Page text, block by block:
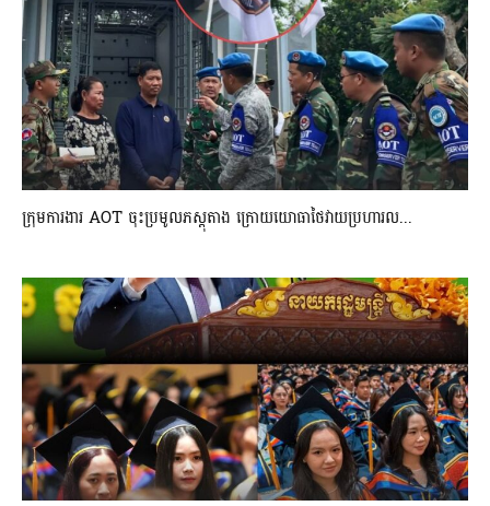
ក្រុមការងារ AOT ចុះប្រមូលភស្តុតាង ក្រោយយោធាថៃវាយប្រហារល...